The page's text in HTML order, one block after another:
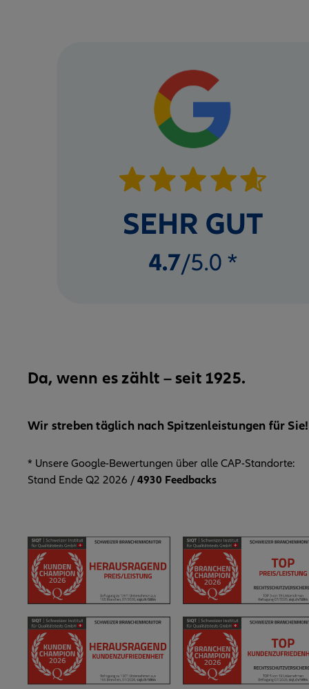
Da, wenn es zählt – seit 1925.
Wir streben täglich nach Spitzenleistungen für Sie!
* Unsere Google-Bewertungen über alle CAP-Standorte:
Stand Ende Q2 2026 / 4930 Feedbacks